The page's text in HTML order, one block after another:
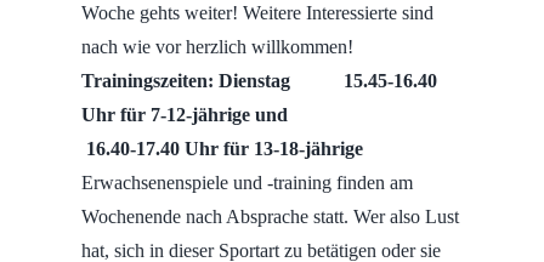
Woche gehts weiter! Weitere Interessierte sind
nach wie vor herzlich willkommen!
Trainingszeiten: Dienstag 15.45-16.40
Uhr für 7-12-jährige und
16.40-17.40 Uhr für 13-18-jährige
Erwachsenenspiele und -training finden am
Wochenende nach Absprache statt. Wer also Lust
hat, sich in dieser Sportart zu betätigen oder sie